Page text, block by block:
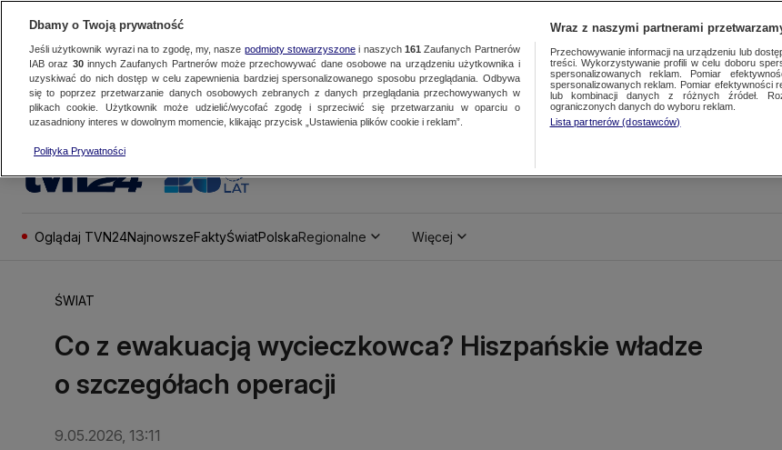
Oglądaj TVN24NajnowszeFaktyŚwiatPolskaRegionalne Więcej
ŚWIAT
Co z ewakuacją wycieczkowca? Hiszpańskie władze
o szczegółach operacji
9.05.2026, 13:11
Dbamy o Twoją prywatność
Jeśli użytkownik wyrazi na to zgodę, my, nasze podmioty stowarzyszonei naszych 161 Zaufanych Partnerów
IAB oraz 30innych Zaufanych Partnerów może przechowywać dane osobowe na urządzeniu użytkownika i
uzyskiwać do nich dostęp w celu zapewnienia bardziej spersonalizowanego sposobu przeglądania. Odbywa
się to poprzez przetwarzanie danych osobowych zebranych z danych przeglądania przechowywanych w
plikach cookie. Użytkownik może udzielić/wycofać zgodę i sprzeciwić się przetwarzaniu w oparciu o
uzasadniony interes w dowolnym momencie, klikając przycisk „Ustawienia plików cookie i reklam”.
Polityka Prywatności
Wraz z naszymi partnerami
Przechowywanie informacji na urządzeniu lub
treści. Wykorzystywanie profili w celu doboru
spersonalizowanych reklam. Pomiar
spersonalizowanych reklam. Pomiar efektywności
lub kombinacji danych z różnych źródeł.
ograniczonych danych do wyboru reklam.
Lista partnerów (dostawców)